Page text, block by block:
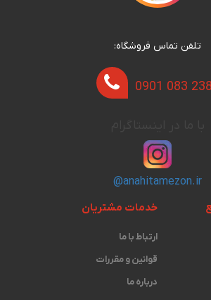
تلفن تماس فروشگاه:
0901 083
@anahitamezon.ir
خدمات مشتریان
ارتباط با ما
قوانین و مقررات
درباره ما